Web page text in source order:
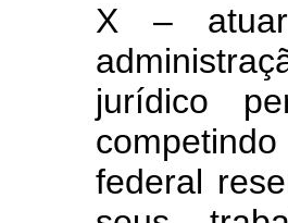
X – atuar
jurídico
federal